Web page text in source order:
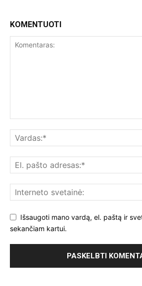
KOMENTUOTI
Išsaugoti mano vardą, el. paštą ir
sekančiam kartui.